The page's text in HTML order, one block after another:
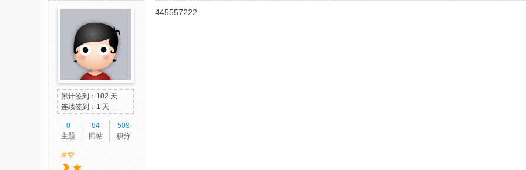
累计签到：102 天
连续签到：1 天
0
主题
84
回帖
509
积分
星空
445557222